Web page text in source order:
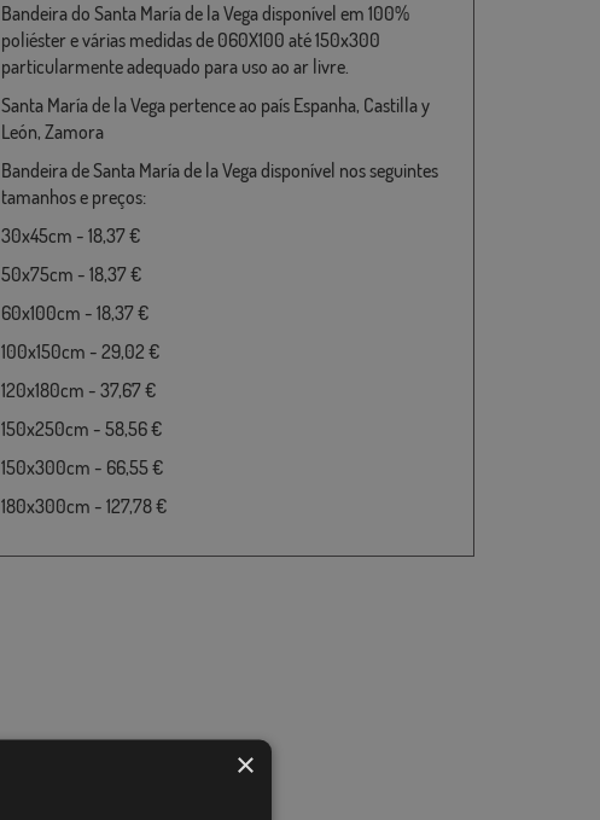
Bandeira do Santa María de la Vega disponível em 100%
poliéster e várias medidas de 060X100 até 150x300
particularmente adequado para uso ao ar livre.
Santa María de la Vega pertence ao país Espanha, Castilla y
León, Zamora
Bandeira de Santa María de la Vega disponível nos seguintes
tamanhos e preços:
30x45cm - 18,37 €
50x75cm - 18,37 €
60x100cm - 18,37 €
100x150cm - 29,02 €
120x180cm - 37,67 €
150x250cm - 58,56 €
150x300cm - 66,55 €
180x300cm - 127,78 €
×